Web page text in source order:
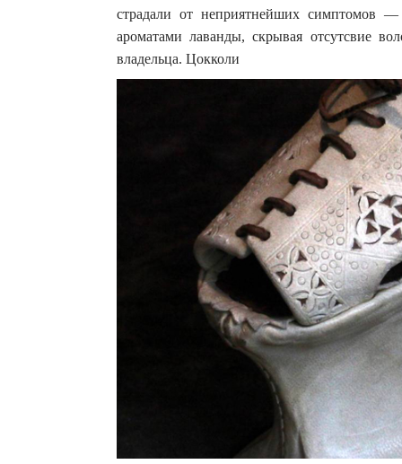
страдали от неприятнейших симптомов
ароматами лаванды, скрывая отсутсвие
владельца. Цокколи